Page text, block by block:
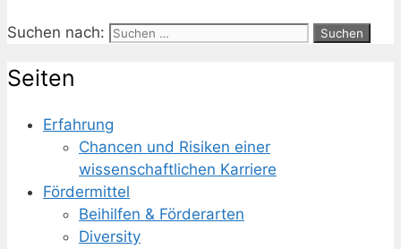
Suchen nach:
Seiten
Erfahrung
Chancen und Risiken einer
wissenschaftlichen Karriere
Fördermittel
Beihilfen & Förderarten
Diversity